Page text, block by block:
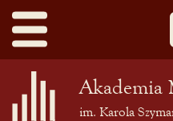
Akademia
im. Karola